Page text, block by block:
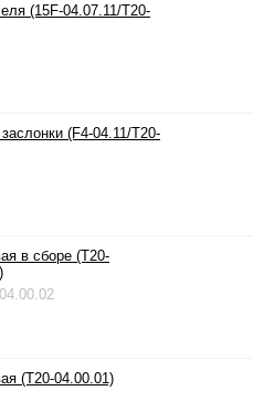
(15F-04.07.11/T20-
(F4-04.11/T20-
в сборе (T20-
(T20-04.00.01)